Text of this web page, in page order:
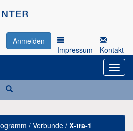
Anmelden
Impressum
Kontakt
/ Verbunde / X-tra-1